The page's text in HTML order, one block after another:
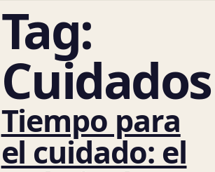
Tag:
Cuidados
Tiempo para
el cuidado: el